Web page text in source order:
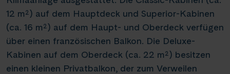
12 m²) auf dem Hauptdeck und Superior-Kabinen
(ca. 16 m²) auf dem Haupt- und Oberdeck verfügen
über einen französischen Balkon. Die Deluxe-
Kabinen auf dem Oberdeck (ca. 22 m²) besitzen
einen kleinen Privatbalkon, der zum Verweilen